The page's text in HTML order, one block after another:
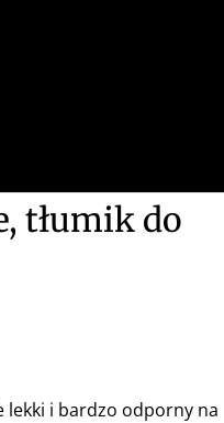
tłumik do
lekki i bardzo odporny na